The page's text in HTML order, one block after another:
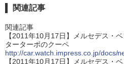
関連記事
関連記事
【2011年10月17日】メルセデス・
ターターボのクーペ
http://car.watch.impress.co.jp/docs/
【2011年10月17日】メルセデス・